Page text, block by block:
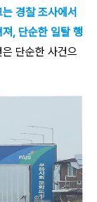
는 경찰 조사에서
, 단순한 일탈 행
단순한 사건으